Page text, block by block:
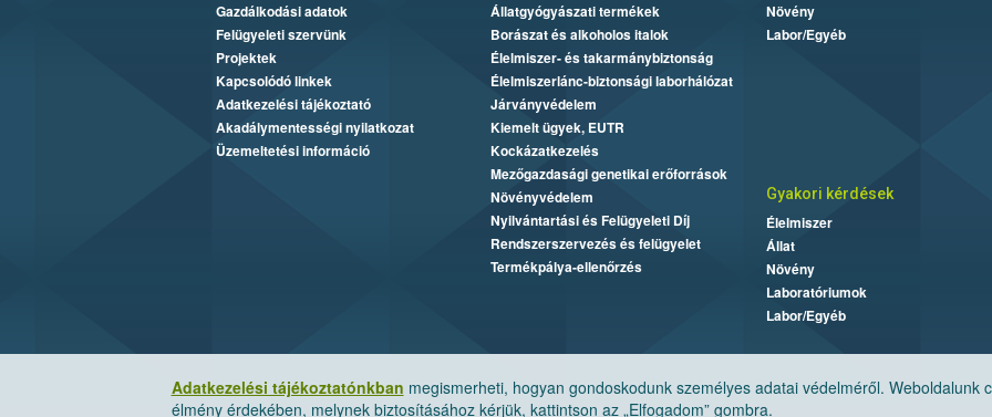
Adatkezelési tájékoztatónkban megismerheti, hogyan gondoskodunk személyes adatai védelméről. Weboldalunk
élmény érdekében, melynek biztosításához kérjük, kattintson az „Elfogadom” gombra.
Gazdálkodási adatok
Felügyeleti szervünk
Projektek
Kapcsolódó linkek
Adatkezelési tájékoztató
Akadálymentességi nyilatkozat
Üzemeltetési információ
Állatgyógyászati termékek
Borászat és alkoholos italok
Élelmiszer- és takarmánybiztonság
Élelmiszerlánc-biztonsági laborhálózat
Járványvédelem
Kiemelt ügyek, EUTR
Kockázatkezelés
Mezőgazdasági genetikai erőforrások
Növényvédelem
Nyilvántartási és Felügyeleti Díj
Rendszerszervezés és felügyelet
Termékpálya-ellenőrzés
Növény
Labor/Egyéb
Gyakori kérdések
Élelmiszer
Állat
Növény
Laboratóriumok
Labor/Egyéb